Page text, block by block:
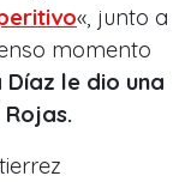
«, junto a
momento
Díaz le dio una